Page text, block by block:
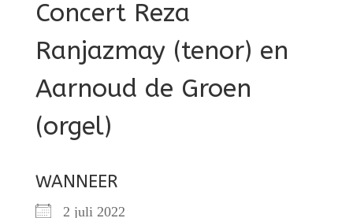
Concert Reza
Ranjazmay (tenor) en
Aarnoud de Groen
(orgel)
WANNEER
2 juli 2022